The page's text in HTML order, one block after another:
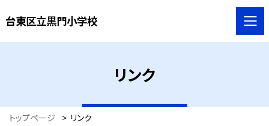
台東区立黒門小学校
リンク
トップページ > リンク